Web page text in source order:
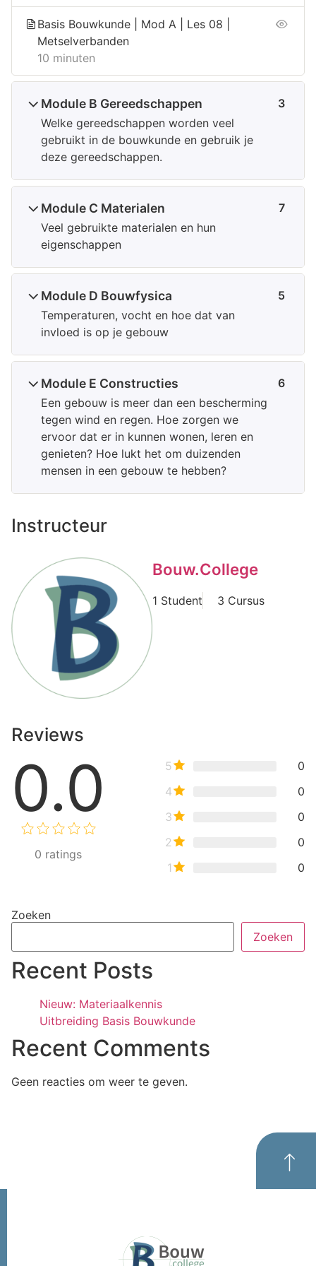
Basis Bouwkunde | Mod A | Les 08 |
Metselverbanden
10 minuten
Module B Gereedschappen
Welke gereedschappen worden veel
gebruikt in de bouwkunde en gebruik je
deze gereedschappen.
3
Module C Materialen
Veel gebruikte materialen en hun
eigenschappen
7
Module D Bouwfysica
Temperaturen, vocht en hoe dat van
invloed is op je gebouw
5
Module E Constructies
Een gebouw is meer dan een bescherming
tegen wind en regen. Hoe zorgen we
ervoor dat er in kunnen wonen, leren en
genieten? Hoe lukt het om duizenden
mensen in een gebouw te hebben?
6
Instructeur
Bouw.College
1 Student 3 Cursus
Reviews
0.0
0 ratings
5
0
4
0
3
0
2
0
1
0
Zoeken
Zoeken
Recent Posts
Nieuw: Materiaalkennis
Uitbreiding Basis Bouwkunde
Recent Comments
Geen reacties om weer te geven.